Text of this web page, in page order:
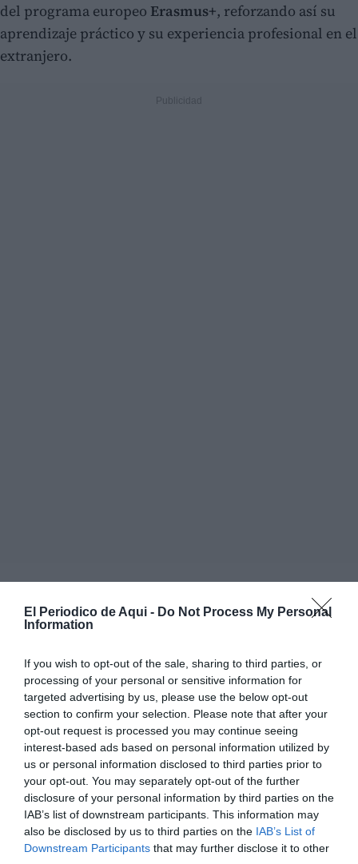
El Periodico de Aqui - Do Not Process My Personal
Information
If you wish to opt-out of the sale, sharing to third parties, or
processing of your personal or sensitive information for
targeted advertising by us, please use the below opt-out
section to confirm your selection. Please note that after your
opt-out request is processed you may continue seeing
interest-based ads based on personal information utilized by
us or personal information disclosed to third parties prior to
your opt-out. You may separately opt-out of the further
disclosure of your personal information by third parties on the
IAB’s list of downstream participants. This information may
also be disclosed by us to third parties on the IAB’s List of
Downstream Participants that may further disclose it to other
del programa europeo Erasmus+, reforzando así su
aprendizaje práctico y su experiencia profesional en el
extranjero.
Aceites de Oliva y Vinos realizaron una estancia de
cinco días en la región francesa de Burdeos
llevaron a cabo visitas técnicas junto alLiceo La Tour
Blanche, uno de los centros de referencia en
formación vitivinícola. La experiencia permitió al
alumnado conocernuevas metodologías de
elaboracióny acercarse a algunas de lasprácticas
más destacadas del sector en esta emblemática zona
vinícola francesa.